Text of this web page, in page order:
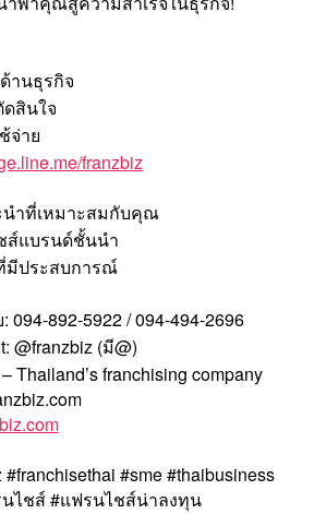
านธุรกิจ
สินใจ
จ่าย
franzbiz
นำที่เหมาะสมกับคุณ
ส์แบรนด์ชั้นนำ
มีประสบการณ์
892-5922 / 094-494-2696
@franzbiz (มี@)
Thailand’s franchising company
#sme #thaibusiness
นไชส์ #แฟรนไชส์น่าลงทุน